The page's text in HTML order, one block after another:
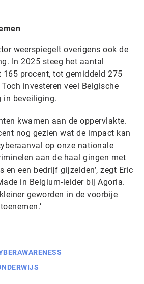
weerspiegelt overigens ook de
In 2025 steeg het aantal
procent, tot gemiddeld 275
investeren veel Belgische
in beveiliging.
kwamen aan de oppervlakte.
nog gezien wat de impact kan
op onze nationale
aan de haal gingen met
en een bedrijf gijzelden’, zegt Eric
in Belgium-leider bij Agoria.
geworden in de voorbije